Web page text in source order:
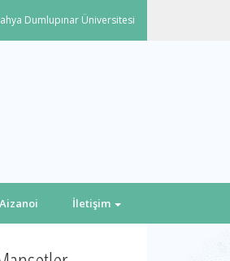
Dumlupınar Üniversitesi
Aizanoi İletişim